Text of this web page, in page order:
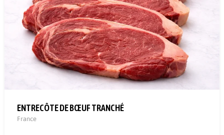
ENTRECÔTE DE BŒUF TRANCHÉ
France